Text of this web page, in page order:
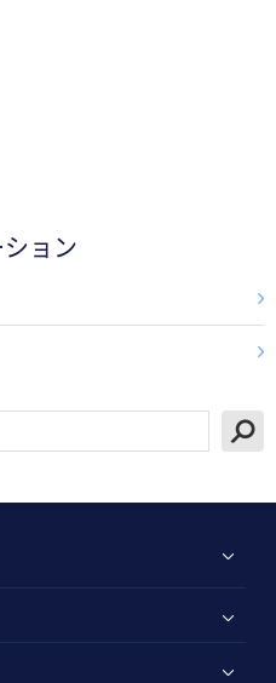
ョン